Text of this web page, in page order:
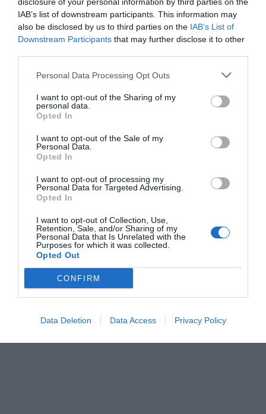
IAB’s list of downstream participants. This information may
also be disclosed by us to third parties on the IAB’s List of
Downstream Participants that may further disclose it to other
Personal Data Processing Opt Outs
I want to opt-out of the Sharing of my
personal data.
Opted In
I want to opt-out of the Sale of my
Personal Data.
Opted In
I want to opt-out of processing my
Personal Data for Targeted Advertising.
Opted In
I want to opt-out of Collection, Use,
Retention, Sale, and/or Sharing of my
Personal Data that Is Unrelated with the
Purposes for which it was collected.
Opted Out
CONFIRM
Data Deletion Data Access Privacy Policy